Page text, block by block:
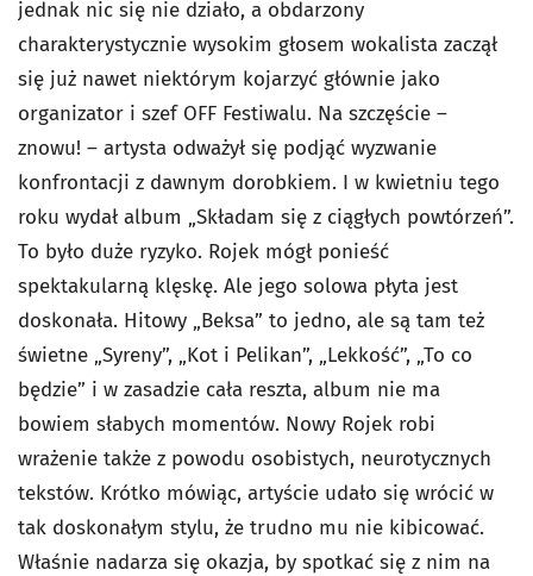
jednak nic się nie działo, a obdarzony
charakterystycznie wysokim głosem wokalista zaczął
się już nawet niektórym kojarzyć głównie jako
organizator i szef OFF Festiwalu. Na szczęście –
znowu! – artysta odważył się podjąć wyzwanie
konfrontacji z dawnym dorobkiem. I w kwietniu tego
roku wydał album „Składam się z ciągłych powtórzeń”.
To było duże ryzyko. Rojek mógł ponieść
spektakularną klęskę. Ale jego solowa płyta jest
doskonała. Hitowy „Beksa” to jedno, ale są tam też
świetne „Syreny”, „Kot i Pelikan”, „Lekkość”, „To co
będzie” i w zasadzie cała reszta, album nie ma
bowiem słabych momentów. Nowy Rojek robi
wrażenie także z powodu osobistych, neurotycznych
tekstów. Krótko mówiąc, artyście udało się wrócić w
tak doskonałym stylu, że trudno mu nie kibicować.
Właśnie nadarza się okazja, by spotkać się z nim na